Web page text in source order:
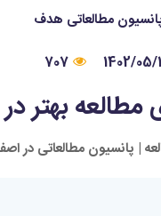
1402/05/
707
مطالعه بهتر
| پانسیون مطالعاتی در